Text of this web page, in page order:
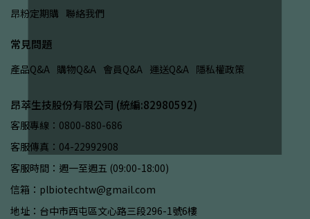
昂粉定期購 聯絡我們
常見問題
產品Q&A 購物Q&A 會員Q&A 運送Q&A 隱私權政策
昂萃生技股份有限公司 (統編:82980592)
客服專線：0800-880-686
客服傳真：04-22992908
客服時間：週一至週五 (09:00-18:00)
信箱：plbiotechtw@gmail.com
地址：台中市西屯區文心路三段296-1號6樓